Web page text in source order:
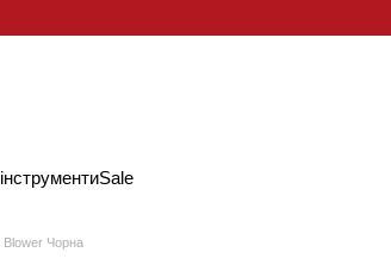
Sale
Blower Чорна